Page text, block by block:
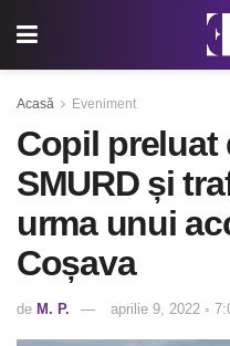
Acasă Eveniment
Copil preluat
SMURD și
urma unui
Coșava
de M. P. aprilie 9, 2022 ◦